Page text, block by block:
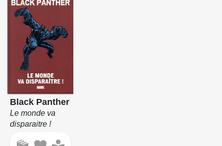
Black Panther
Le monde va
disparaitre !